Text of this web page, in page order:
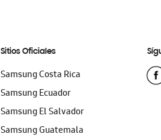
Sitios Oficiales
Samsung Costa Rica
Samsung Ecuador
Samsung El Salvador
Samsung Guatemala